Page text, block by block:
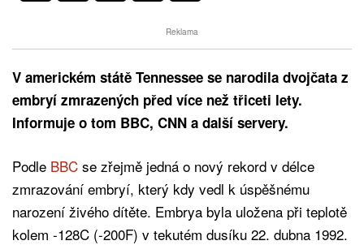
Reklama
V americkém státě Tennessee se narodila dvojčata z
embryí zmrazených před více než třiceti lety.
Informuje o tom BBC, CNN a další servery.
Podle BBC se zřejmě jedná o nový rekord v délce
zmrazování embryí, který kdy vedl k úspěšnému
narození živého dítěte. Embrya byla uložena při teplotě
kolem -128C (-200F) v tekutém dusíku 22. dubna 1992.